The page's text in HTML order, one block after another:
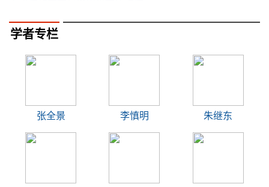
学者专栏
张全景 李慎明 朱继东